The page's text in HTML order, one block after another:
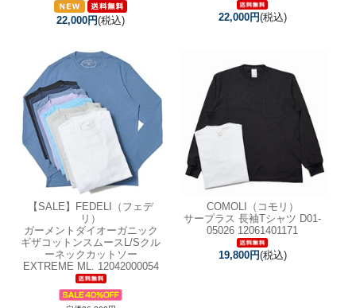
22,000円(税込) 22,000円(税込)
【SALE】
FEDELI（フェデ
リ）
ガーメントダイオーガニック
ギザコットンスムースL/Sクル
ーネックカットソー
EXTREME ML. 12042000054
COMOLI（コモリ）
サープラス 長袖Tシャツ D01-
05026 12061401171
19,800円(税込)